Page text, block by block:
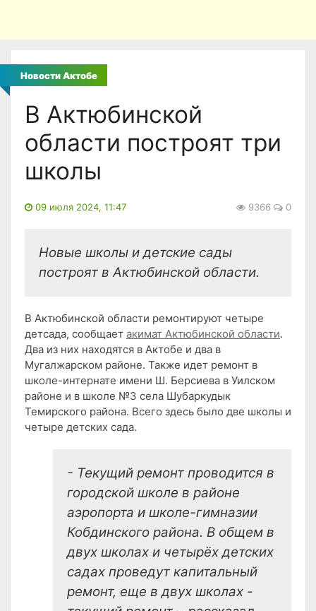
Новости Актобе
В Актюбинской
области построят три
школы
09 июля 2024, 11:47 9366 0
Новые школы и детские сады
построят в Актюбинской области.
В Актюбинской области ремонтируют четыре
детсада, сообщает акимат Актюбинской области.
Два из них находятся в Актобе и два в
Мугалжарском районе. Также идет ремонт в
школе-интернате имени Ш. Берсиева в Уилском
районе и в школе №3 села Шубаркудык
Темирского района. Всего здесь было две школы и
четыре детских сада.
- Текущий ремонт проводится в
городской школе в районе
аэропорта и школе-гимназии
Кобдинского района. В общем в
двух школах и четырёх детских
садах проведут капитальный
ремонт, еще в двух школах -